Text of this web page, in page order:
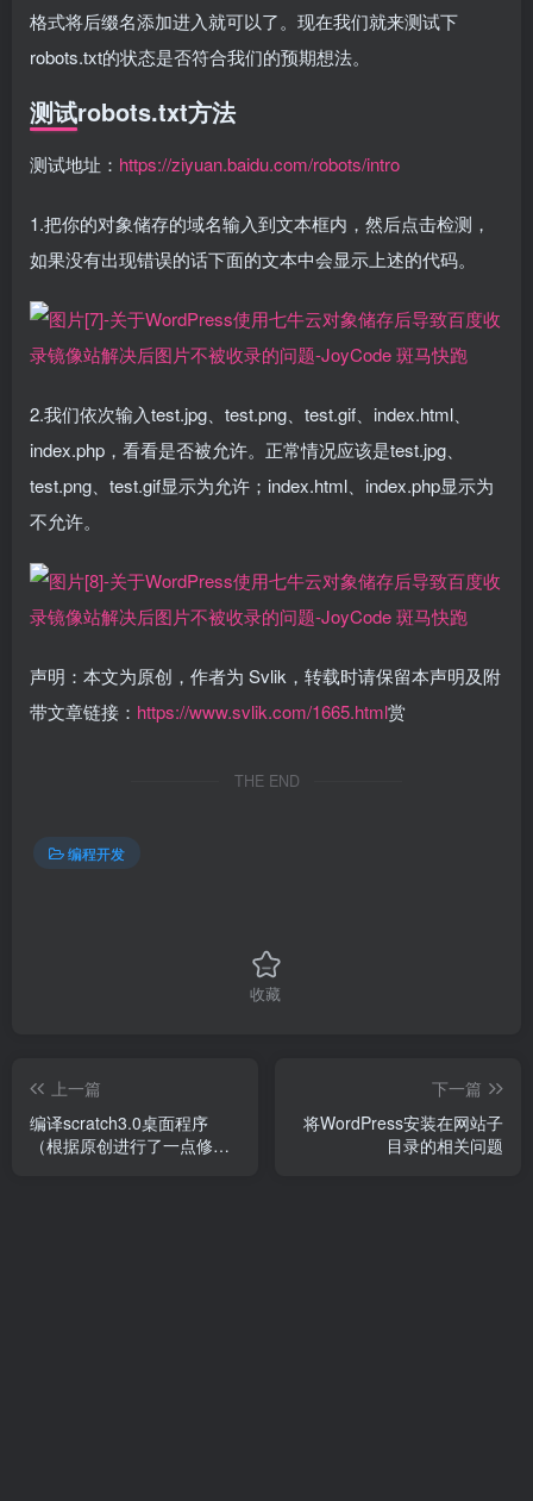
格式将后缀名添加进入就可以了。现在我们就来测试下
robots.txt的状态是否符合我们的预期想法。
测试robots.txt方法
测试地址： https://ziyuan.baidu.com/robots/intro
1.把你的对象储存的域名输入到文本框内，然后点击检测，
如果没有出现错误的话下面的文本中会显示上述的代码。
2.我们依次输入test.jpg、test.png、test.gif、index.html、
index.php，看看是否被允许。正常情况应该是test.jpg、
test.png、test.gif显示为允许；index.html、index.php显示为
不允许。
声明：本文为原创，作者为 Svlik，转载时请保留本声明及附
带文章链接： https://www.svlik.com/1665.html赏
THE END
编程开发
收藏
上一篇
编译scratch3.0桌面程序
（根据原创进行了一点修
下一篇
将WordPress安装在网站子
目录的相关问题